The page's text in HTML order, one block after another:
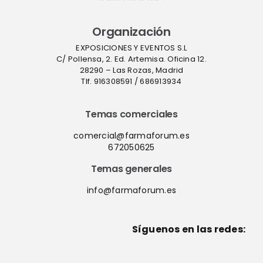
Organización
EXPOSICIONES Y EVENTOS S.L
C/ Pollensa, 2. Ed. Artemisa. Oficina 12.
28290 – Las Rozas, Madrid
Tlf. 916308591 / 686913934
Temas comerciales
comercial@farmaforum.es
672050625
Temas generales
info@farmaforum.es
Síguenos en las redes: